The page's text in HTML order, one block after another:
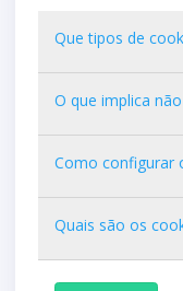
Que tipos de
O que implica
Como configurar
Quais são os